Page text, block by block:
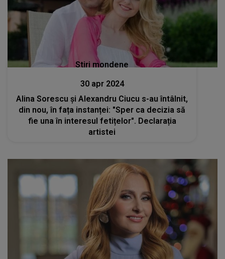
Stiri mondene
30 apr 2024
Alina Sorescu și Alexandru Ciucu s-au întâlnit,
din nou, în fața instanței: "Sper ca decizia să
fie una în interesul fetițelor". Declarația
artistei